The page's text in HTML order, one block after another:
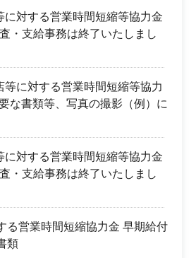
に対する営業時間短縮等協力金
・支給事務は終了いたしまし
等に対する営業時間短縮等協力
な書類等、写真の撮影（例）に
に対する営業時間短縮等協力金
・支給事務は終了いたしまし
る営業時間短縮協力金 早期給付
類